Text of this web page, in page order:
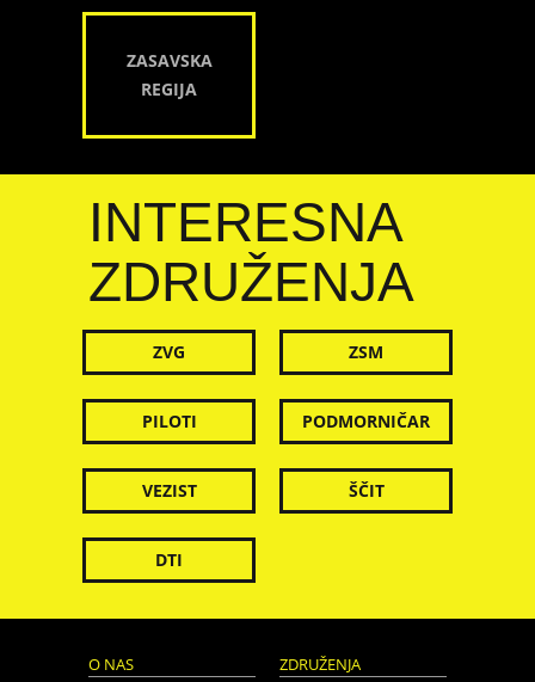
ZASAVSKA
REGIJA
INTERESNA
ZDRUŽENJA
ZVG ZSM
PILOTI PODMORNIČAR
VEZIST ŠČIT
DTI
O NAS ZDRUŽENJA